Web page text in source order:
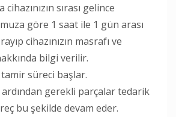
sırası gelince
göre 1 saat ile 1 gün arası
cihazınızın masrafı ve
bilgi verilir.
tamir süreci başlar.
ardından gerekli parçalar tedarik
bu şekilde devam eder.